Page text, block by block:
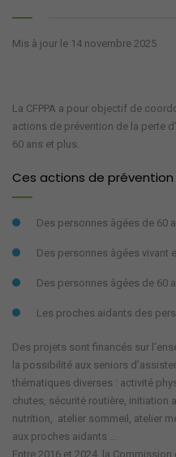
Mis à jour le 14 novembre 2025
La CFPPA a pour objectif de
actions de prévention de la perte
60 ans et plus.
Ces actions de
Des personnes âgées de 60
Des personnes âgées vivant
Des personnes âgées de 60
Les proches aidants des
Des projets sont financés sur
la possibilité aux seniors
thématiques diverses : activité
chutes, sécurité routière, initiation
nutrition, atelier sommeil, atelier
aux proches aidants …
Entre 2016 et 2024, la